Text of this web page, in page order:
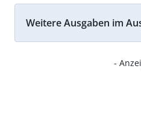
Weitere Ausgaben im
-